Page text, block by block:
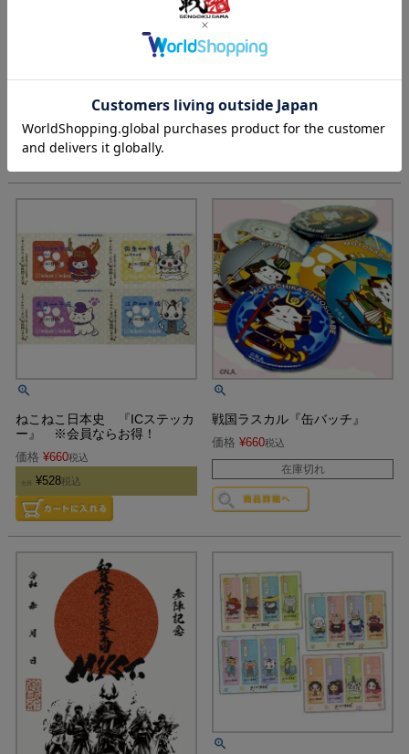
犬武者｜吸水コースター2
価格 ¥660税込
犬武者｜吸水コースター
価格 ¥660税込
ねこねこ日本史 『ICステッカ
ー』 ※会員ならお得！
価格 ¥660税込
会員 ¥528税込
戦国ラスカル『缶バッチ』
価格 ¥660税込
在庫切れ